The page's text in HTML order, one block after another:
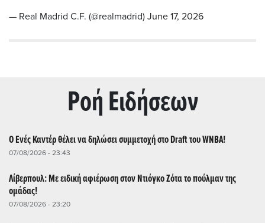
— Real Madrid C.F. (@realmadrid) June 17, 2026
Ρoή Ειδήσεων
Ο Ενές Καντέρ θέλει να δηλώσει συμμετοχή στο Draft του WNBA!
07/08/2026 - 23:43
Λίβερπουλ: Με ειδική αφιέρωση στον Ντιόγκο Ζότα το πούλμαν της
ομάδας!
07/08/2026 - 23:20